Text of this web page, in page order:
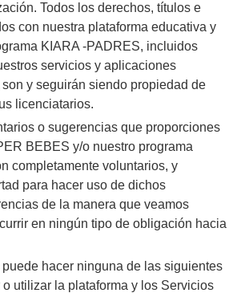
Todos los derechos, títulos e
con nuestra plataforma educativa y
KIARA -PADRES, incluidos
servicios y aplicaciones
y seguirán siendo propiedad de
licenciatarios.
o sugerencias que proporciones
BEBES y/o nuestro programa
completamente voluntarios, y
para hacer uso de dichos
de la manera que veamos
en ningún tipo de obligación hacia
hacer ninguna de las siguientes
utilizar la plataforma y los Servicios